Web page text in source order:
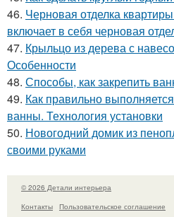
46. Черновая отделка
включает в себя черновая
47. Крыльцо из дерева с
Особенности
48. Способы, как закрепить
49. Как правильно
ванны. Технология установки
50. Новогодний домик из
своими руками
© 2026 Детали интерьера
Контакты
Пользовательское соглашение